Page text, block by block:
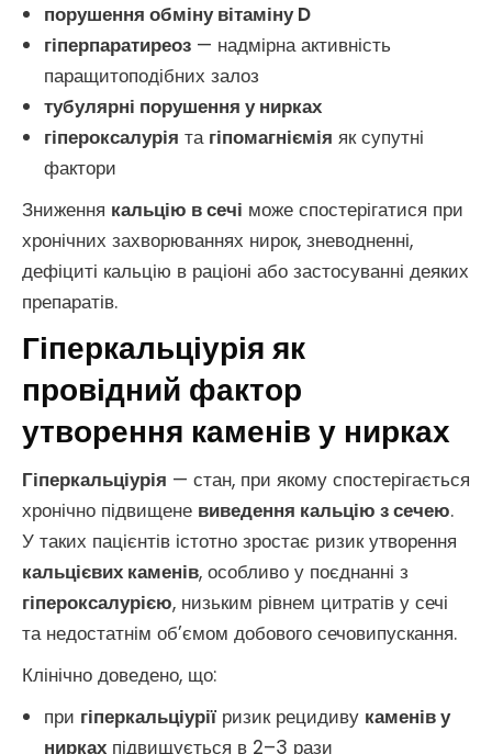
порушення обміну вітаміну D
гіперпаратиреоз — надмірна активність
паращитоподібних залоз
тубулярні порушення у нирках
гіпероксалурія та гіпомагніємія як супутні
фактори
Зниження кальцію в сечі може спостерігатися при
хронічних захворюваннях нирок, зневодненні,
дефіциті кальцію в раціоні або застосуванні деяких
препаратів.
Гіперкальціурія як
провідний фактор
утворення каменів у нирках
Гіперкальціурія — стан, при якому спостерігається
хронічно підвищене виведення кальцію з сечею.
У таких пацієнтів істотно зростає ризик утворення
кальцієвих каменів, особливо у поєднанні з
гіпероксалурією, низьким рівнем цитратів у сечі
та недостатнім об’ємом добового сечовипускання.
Клінічно доведено, що:
при гіперкальціурії ризик рецидиву каменів у
нирках підвищується в 2–3 рази